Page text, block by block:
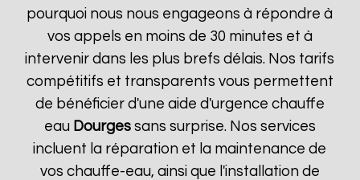
pourquoi nous nous engageons à répondre à
vos appels en moins de 30 minutes et à
intervenir dans les plus brefs délais. Nos tarifs
compétitifs et transparents vous permettent
de bénéficier d'une aide d'urgence chauffe
eau Dourgessans surprise. Nos services
incluent la réparation et la maintenance de
vos chauffe-eau, ainsi que l'installation de